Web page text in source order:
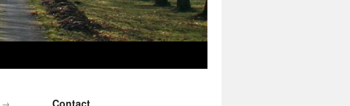
→ Contact